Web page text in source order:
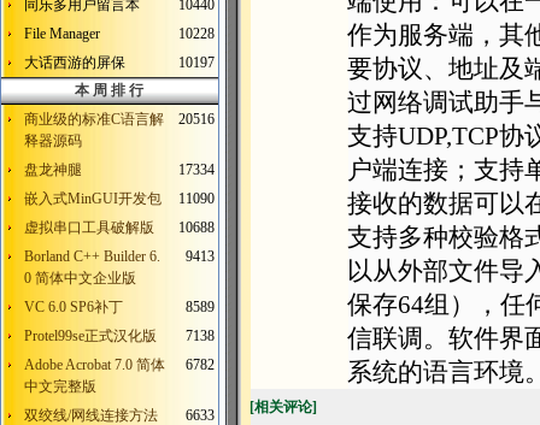
同乐多用户留言本
10440
File Manager
10228
大话西游的屏保
10197
本 周 排 行
商业级的标准C语言解
释器源码
20516
盘龙神腿
17334
嵌入式MinGUI开发包
11090
虚拟串口工具破解版
10688
Borland C++ Builder 6.
0 简体中文企业版
9413
VC 6.0 SP6补丁
8589
Protel99se正式汉化版
7138
Adobe Acrobat 7.0 简体
中文完整版
6782
双绞线/网线连接方法
6633
作为服务端，其
要协议、地址及
过网络调试助手
支持UDP,TCP
户端连接；支持
接收的数据可以
支持多种校验格
以从外部文件导
保存64组），任
信联调。软件界
系统的语言环境
[相关评论]